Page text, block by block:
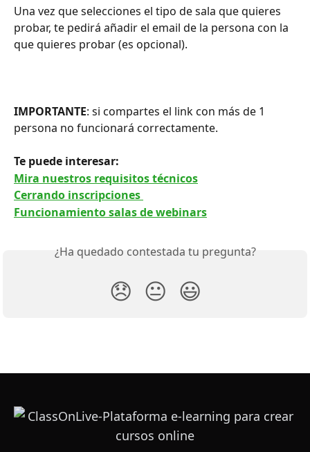
Una vez que selecciones el tipo de sala que quieres
probar, te pedirá añadir el email de la persona con la
que quieres probar (es opcional).
IMPORTANTE: si compartes el link con más de 1
persona no funcionará correctamente.
Te puede interesar:
Mira nuestros requisitos técnicos
Cerrando inscripciones
Funcionamiento salas de webinars
¿Ha quedado contestada tu pregunta?
😞 😐 😃